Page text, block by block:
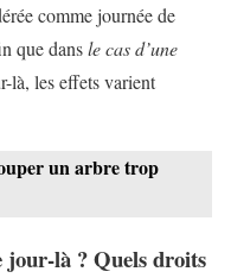
comme journée de
que dansle cas d’une
là, les effets varient
un arbre trop
jour-là ? Quels droits